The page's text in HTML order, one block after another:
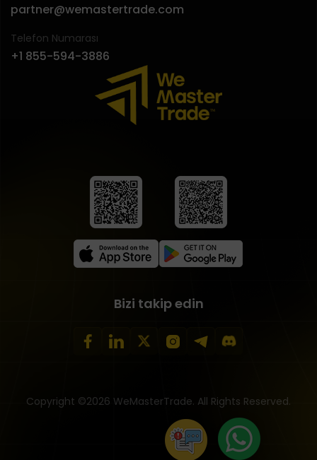
Bizi takip edin
Copyright ©2026 WeMasterTrade. All Rights Reserved.
partner@wemastertrade.com
Telefon Numarası
+1 855-594-3886